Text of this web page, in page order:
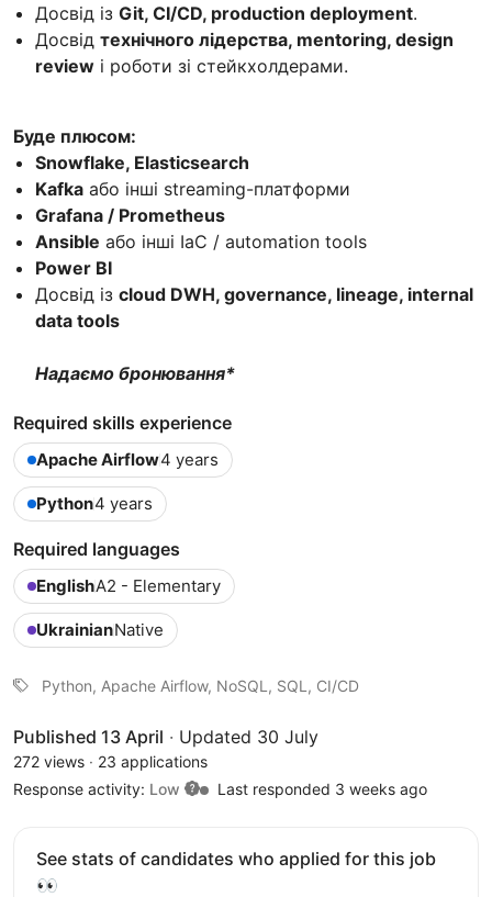
Досвід із Git, CI/CD, production deployment.
Досвід технічного лідерства, mentoring, design
review і роботи зі стейкхолдерами.
Буде плюсом:
Snowflake, Elasticsearch
Kafka або інші streaming-платформи
Grafana / Prometheus
Ansible або інші IaC / automation tools
Power BI
Досвід із cloud DWH, governance, lineage, internal
data tools
Надаємо бронювання*
Required skills experience
Apache Airflow4 years
Python4 years
Required languages
EnglishA2 - Elementary
UkrainianNative
Python, Apache Airflow, NoSQL, SQL, CI/CD
Published 13 April · Updated 30 July
272 views · 23 applications
Response activity: Low Last responded 3 weeks ago
See stats of candidates who applied for this job
👀